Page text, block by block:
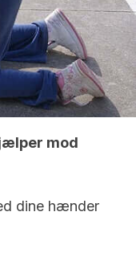
mod
dine hænder